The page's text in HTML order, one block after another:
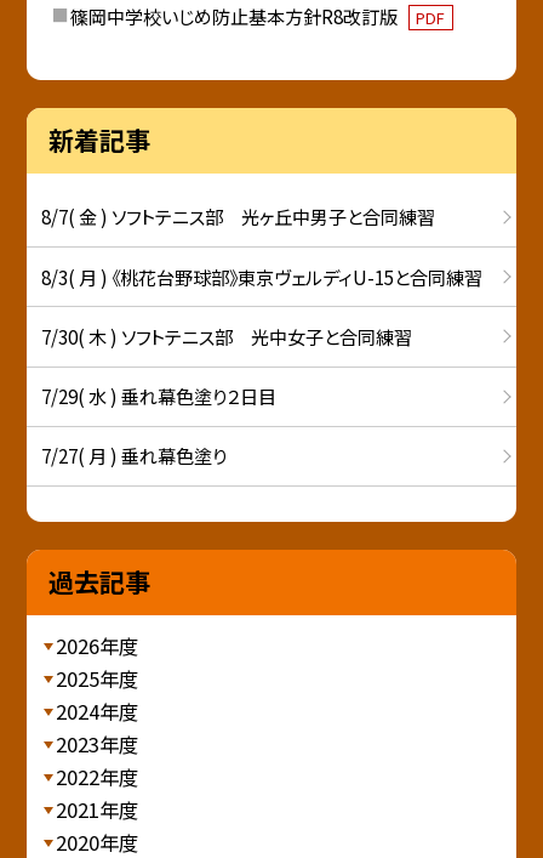
篠岡中学校いじめ防止基本方針R8改訂版 PDF
新着記事
8/7( 金 ) ソフトテニス部 光ヶ丘中男子と合同練習
8/3( 月 ) 《桃花台野球部》東京ヴェルディU-15と合同練習
7/30( 木 ) ソフトテニス部 光中女子と合同練習
7/29( 水 ) 垂れ幕色塗り２日目
7/27( 月 ) 垂れ幕色塗り
過去記事
2026年度
2025年度
2024年度
2023年度
2022年度
2021年度
2020年度